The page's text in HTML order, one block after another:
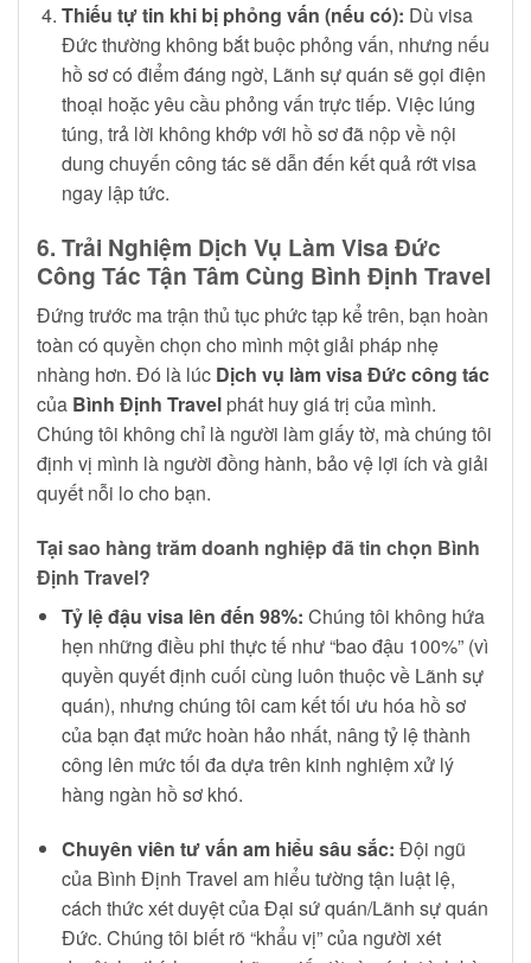
Thiếu tự tin khi bị phỏng vấn (nếu có): Dù visa
Đức thường không bắt buộc phỏng vấn, nhưng nếu
hồ sơ có điểm đáng ngờ, Lãnh sự quán sẽ gọi điện
thoại hoặc yêu cầu phỏng vấn trực tiếp. Việc lúng
túng, trả lời không khớp với hồ sơ đã nộp về nội
dung chuyến công tác sẽ dẫn đến kết quả rớt visa
ngay lập tức.
6. Trải Nghiệm Dịch Vụ Làm Visa Đức
Công Tác Tận Tâm Cùng Bình Định Travel
Đứng trước ma trận thủ tục phức tạp kể trên, bạn hoàn
toàn có quyền chọn cho mình một giải pháp nhẹ
nhàng hơn. Đó là lúc Dịch vụ làm visa Đức công tác
của Bình Định Travel phát huy giá trị của mình.
Chúng tôi không chỉ là người làm giấy tờ, mà chúng tôi
định vị mình là người đồng hành, bảo vệ lợi ích và giải
quyết nỗi lo cho bạn.
Tại sao hàng trăm doanh nghiệp đã tin chọn Bình
Định Travel?
Tỷ lệ đậu visa lên đến 98%: Chúng tôi không hứa
hẹn những điều phi thực tế như “bao đậu 100%” (vì
quyền quyết định cuối cùng luôn thuộc về Lãnh sự
quán), nhưng chúng tôi cam kết tối ưu hóa hồ sơ
của bạn đạt mức hoàn hảo nhất, nâng tỷ lệ thành
công lên mức tối đa dựa trên kinh nghiệm xử lý
hàng ngàn hồ sơ khó.
Chuyên viên tư vấn am hiểu sâu sắc: Đội ngũ
của Bình Định Travel am hiểu tường tận luật lệ,
cách thức xét duyệt của Đại sứ quán/Lãnh sự quán
Đức. Chúng tôi biết rõ “khẩu vị” của người xét